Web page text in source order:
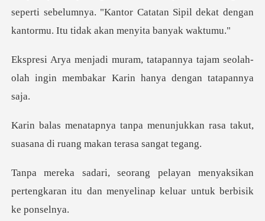
seperti sebelumnya. "Kantor Catat
nya tajam seolah-
olah ingin membakar
unjukkan rasa takut,
suasana di
nyaksikan
pertengkaran itu dan menyelin